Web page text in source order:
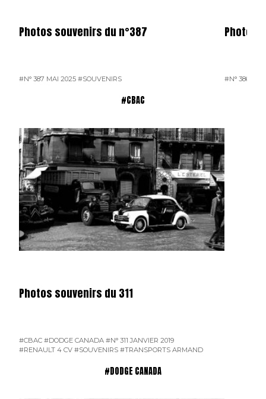
Photos souvenirs du n°387
#N° 387 MAI 2025 #SOUVENIRS
Photos
#N° 386
#CBAC
Photos souvenirs du 311
#CBAC #DODGE CANADA #N° 311 JANVIER 2019
#RENAULT 4 CV #SOUVENIRS #TRANSPORTS ARMAND
#DODGE CANADA